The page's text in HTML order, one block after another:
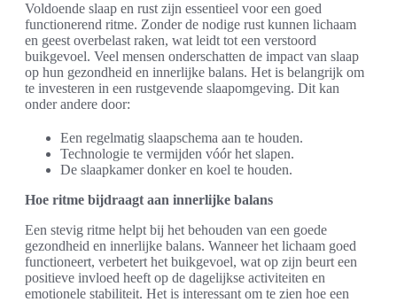
Voldoende slaap en rust zijn essentieel voor een goed
functionerend ritme. Zonder de nodige rust kunnen lichaam
en geest overbelast raken, wat leidt tot een verstoord
buikgevoel. Veel mensen onderschatten de impact van slaap
op hun gezondheid en innerlijke balans. Het is belangrijk om
te investeren in een rustgevende slaapomgeving. Dit kan
onder andere door:
Een regelmatig slaapschema aan te houden.
Technologie te vermijden vóór het slapen.
De slaapkamer donker en koel te houden.
Hoe ritme bijdraagt aan innerlijke balans
Een stevig ritme helpt bij het behouden van een goede
gezondheid en innerlijke balans. Wanneer het lichaam goed
functioneert, verbetert het buikgevoel, wat op zijn beurt een
positieve invloed heeft op de dagelijkse activiteiten en
emotionele stabiliteit. Het is interessant om te zien hoe een